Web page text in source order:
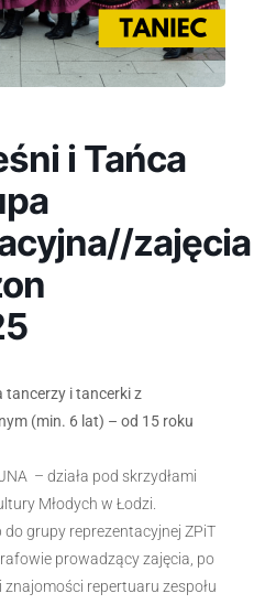
i Tańca
zajęcia
tancerzy i tancerki z
(min. 6 lat) – od 15 roku
– działa pod skrzydłami
Młodych w Łodzi.
grupy reprezentacyjnej ZPiT
prowadzący zajęcia, po
repertuaru zespołu